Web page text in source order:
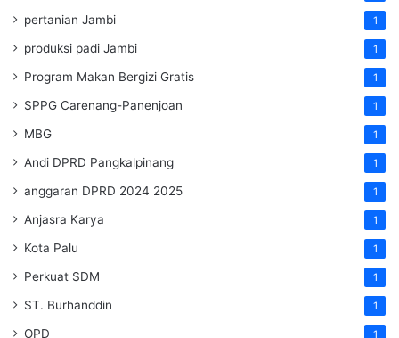
pertanian Jambi 1
produksi padi Jambi 1
Program Makan Bergizi Gratis 1
SPPG Carenang-Panenjoan 1
MBG 1
Andi DPRD Pangkalpinang 1
anggaran DPRD 2024 2025 1
Anjasra Karya 1
Kota Palu 1
Perkuat SDM 1
ST. Burhanddin 1
OPD 1